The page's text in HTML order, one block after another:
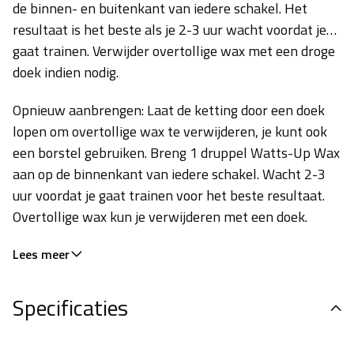
de binnen- en buitenkant van iedere schakel. Het
resultaat is het beste als je 2-3 uur wacht voordat je
gaat trainen. Verwijder overtollige wax met een droge
doek indien nodig.
Opnieuw aanbrengen: Laat de ketting door een doek
lopen om overtollige wax te verwijderen, je kunt ook
een borstel gebruiken. Breng 1 druppel Watts-Up Wax
aan op de binnenkant van iedere schakel. Wacht 2-3
uur voordat je gaat trainen voor het beste resultaat.
Overtollige wax kun je verwijderen met een doek.
Lees meer
Specificaties